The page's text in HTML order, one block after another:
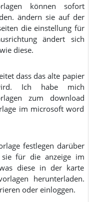
können sofort
ändern sie auf der
die einstellung für
ändert sich
diese.
dass das alte papier
Ich habe mich
zum download
im microsoft word
festlegen darüber
sie für die anzeige im
diese in der karte
herunterladen.
oder einloggen.